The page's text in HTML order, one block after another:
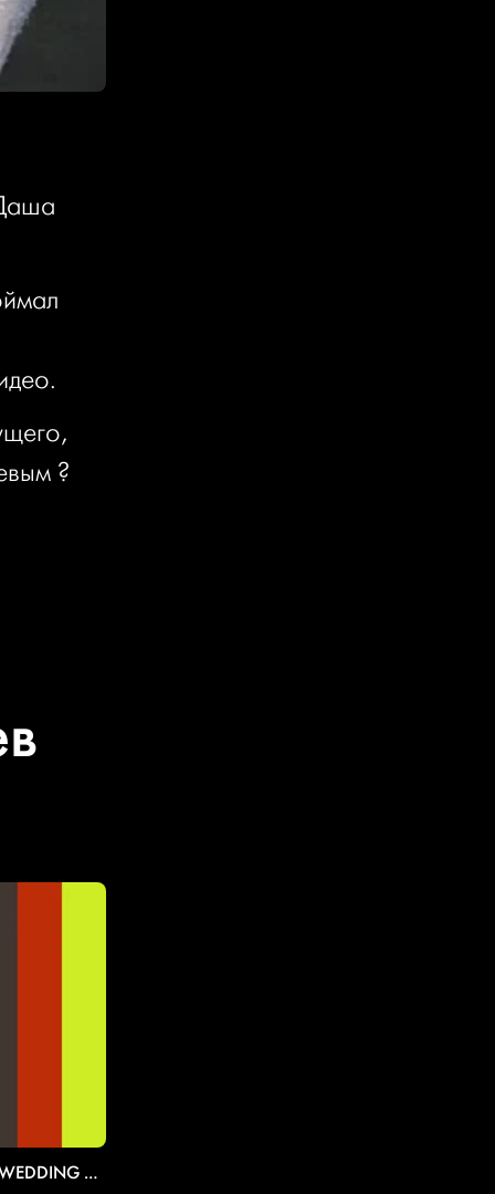
?
ALEXANDER MEDVEDEV. WEDDING MOMENTS 2017